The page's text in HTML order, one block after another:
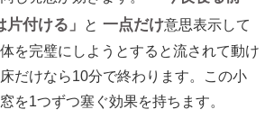
付ける」
と 一点だけ意思表示して
を完璧にしようとすると流されて動け
だけなら10分で終わります。この小
を1つずつ塞ぐ効果を持ちます。